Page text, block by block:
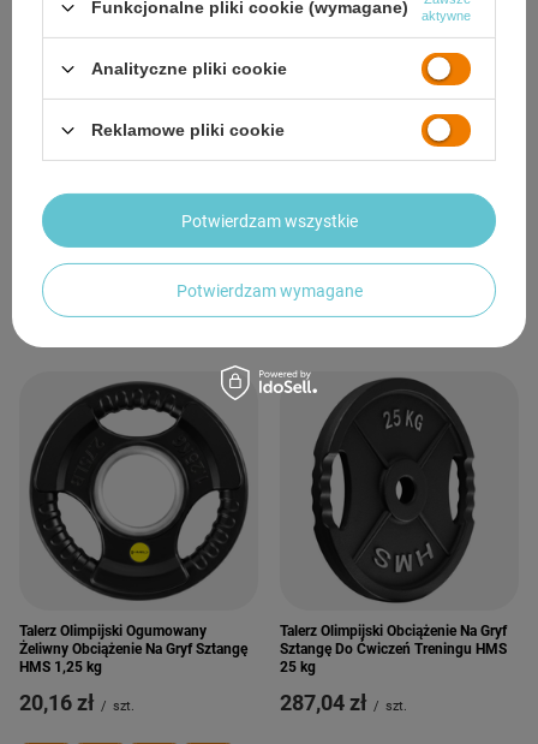
Talerz Olimpijski Ogumowany
Żeliwny Obciążenie Na Gryf Sztangę
HMS 5 kg
72,00 zł / szt.
Talerz Olimpijski Ogumowany
Żeliwny Obciążenie Na Gryf Sztangę
HMS 2,5 kg
37,44 zł / szt.
Talerz Olimpijski Ogumowany
Żeliwny Obciążenie Na Gryf Sztangę
HMS 1,25 kg
20,16 zł / szt.
Talerz Olimpijski Obciążenie Na Gryf
Sztangę Do Ćwiczeń Treningu HMS
25 kg
287,04 zł / szt.
Funkcjonalne pliki cookie (wymagane)
aktywne
Analityczne pliki cookie
Reklamowe pliki cookie
Potwierdzam wymagane
Potwierdzam wszystkie